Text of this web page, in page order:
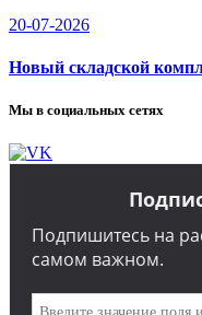
20-07-2026
Новый складской
Мы в социальных сетях
Подпишитесь на
самом важном.